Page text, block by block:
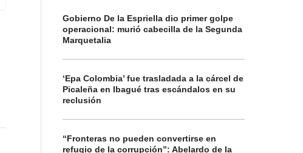
Gobierno De la Espriella dio primer golpe
operacional: murió cabecilla de la Segunda
Marquetalia
‘Epa Colombia’ fue trasladada a la cárcel de
Picaleña en Ibagué tras escándalos en su
reclusión
“Fronteras no pueden convertirse en
refugio de la corrupción”: Abelardo de la